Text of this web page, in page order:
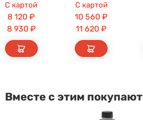
С картой
8 120 ₽
8 930₽
С картой
10 560 ₽
11 620 ₽
Вместе с этим покупают